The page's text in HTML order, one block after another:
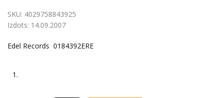
SKU: 4029758843925
Izdots: 14.09.2007
Edel Records 0184392ERE
1.